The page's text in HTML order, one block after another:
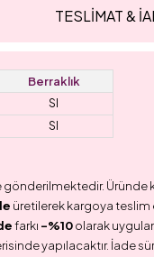
TESLİMAT &
Berraklık
SI
SI
gönderilmektedir. Üründe
üretilerek kargoya teslim
farkı -%10olarak
yapılacaktır. İade